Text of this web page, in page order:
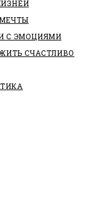
С ЭМОЦИЯМИ
СЧАСТЛИВО